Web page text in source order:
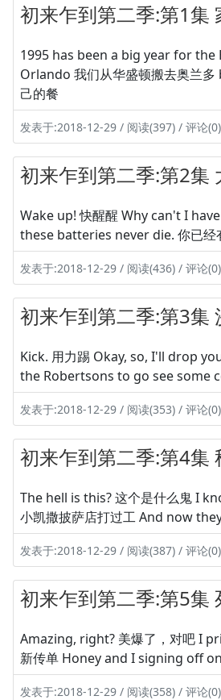
初来乍到第二季:第1集
1995 has been a big year for the
Orlando 我们从华盛顿搬去奥兰
己的餐
发表于:2018-12-29 / 阅读(397) / 评论(0)
初来乍到第二季:第2集
Wake up! 快醒醒 Why can't I
these batteries never die. 你已经
发表于:2018-12-29 / 阅读(436) / 评论(0)
初来乍到第二季:第3集
Kick. 用力踢 Okay, so, I'll drop
the Robertsons to go see some
发表于:2018-12-29 / 阅读(353) / 评论(0)
初来乍到第二季:第4集
The hell is this? 这个是什么鬼 I
小凯撒披萨店打过工 And now
发表于:2018-12-29 / 阅读(387) / 评论(0)
初来乍到第二季:第5集
Amazing, right? 美爆了，对吧 I
新传单 Honey and I signing off
发表于:2018-12-29 / 阅读(358) / 评论(0)